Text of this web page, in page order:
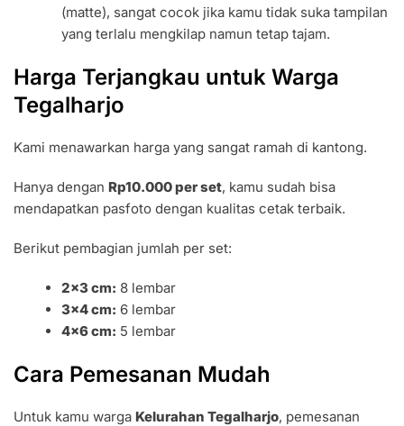
(matte), sangat cocok jika kamu tidak suka tampilan
yang terlalu mengkilap namun tetap tajam.
Harga Terjangkau untuk Warga
Tegalharjo
Kami menawarkan harga yang sangat ramah di kantong.
Hanya dengan Rp10.000 per set, kamu sudah bisa
mendapatkan pasfoto dengan kualitas cetak terbaik.
Berikut pembagian jumlah per set:
2×3 cm: 8 lembar
3×4 cm: 6 lembar
4×6 cm: 5 lembar
Cara Pemesanan Mudah
Untuk kamu warga Kelurahan Tegalharjo, pemesanan